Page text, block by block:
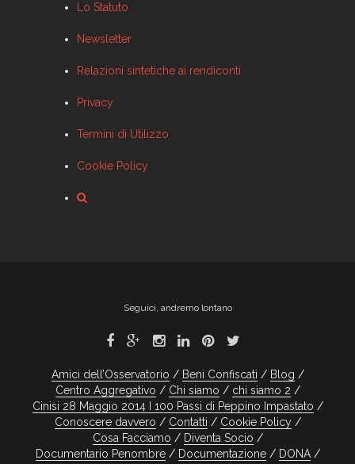
Lo Statuto
Newsletter
Relazioni sintetiche ai rendiconti
Privacy
Termini di Utilizzo
Cookie Policy
Seguici, andremo lontano
Amici dell’Osservatorio Beni Confiscati
Blog
Centro Aggregativo
Chi siamo
chi siamo 2
Cinisi 28 Maggio 2014 I 100 Passi di Peppino Impastato
Conoscere davvero
Contatti
Cookie Policy
Cosa Facciamo
Diventa Socio
Documentario Penombre
Documentazione
DONA